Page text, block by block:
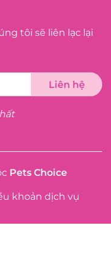
tôi sẽ liên lạc lại
Pets Choice
khoản dịch vụ